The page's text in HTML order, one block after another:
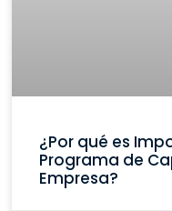
¿Por qué es
Programa de
Empresa?